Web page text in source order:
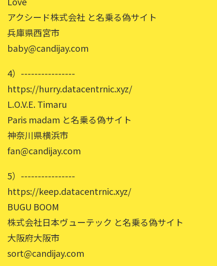
アクシード株式会社 と名乗る偽サイト
兵庫県西宮市
baby@candijay.com
4）----------------
https://hurry.datacentrnic.xyz/
L.O.V.E. Timaru
Paris madam と名乗る偽サイト
神奈川県横浜市
fan@candijay.com
5）----------------
https://keep.datacentrnic.xyz/
BUGU BOOM
株式会社日本ヴューテック と名乗る偽サイト
大阪府大阪市
sort@candijay.com